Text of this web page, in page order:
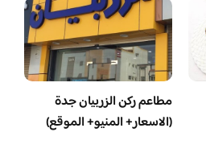
مطاعم ركن الزربيان جدة
(الاسعار+ المنيو+ الموقع)